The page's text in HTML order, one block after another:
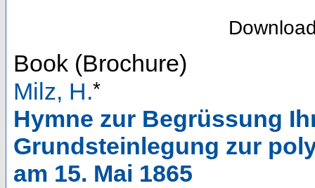
Book (Brochure)
Milz, H.*
Hymne zur Begrüssung
Grundsteinlegung zur
am 15. Mai 1865